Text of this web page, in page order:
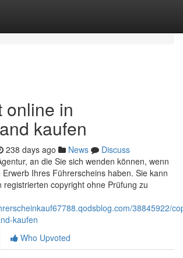
online in
kaufen
238 days ago News
Discuss
an die Sie sich wenden können, wenn
Ihres Führerscheins haben. Sie kann
registrierten copyright ohne Prüfung zu
38845922/
kaufen
Who Upvoted